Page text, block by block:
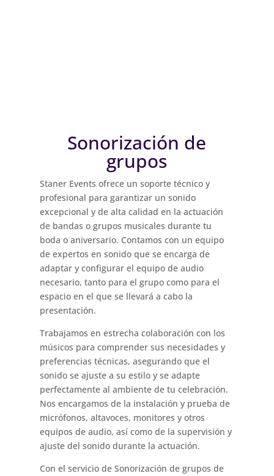
Sonorización de
grupos
Staner Events ofrece un soporte técnico y
profesional para garantizar un sonido
excepcional y de alta calidad en la actuación
de bandas o grupos musicales durante tu
boda o aniversario. Contamos con un equipo
de expertos en sonido que se encarga de
adaptar y configurar el equipo de audio
necesario, tanto para el grupo como para el
espacio en el que se llevará a cabo la
presentación.
Trabajamos en estrecha colaboración con los
músicos para comprender sus necesidades y
preferencias técnicas, asegurando que el
sonido se ajuste a su estilo y se adapte
perfectamente al ambiente de tu celebración.
Nos encargamos de la instalación y prueba de
micrófonos, altavoces, monitores y otros
equipos de audio, así como de la supervisión y
ajuste del sonido durante la actuación.
Con el servicio de Sonorización de grupos de